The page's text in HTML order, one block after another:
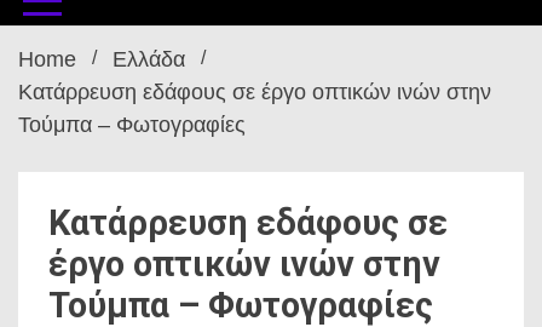
Home
Ελλάδα
Κατάρρευση εδάφους σε έργο οπτικών ινών στην
Τούμπα – Φωτογραφίες
Κατάρρευση εδάφους σε
έργο οπτικών ινών στην
Τούμπα – Φωτογραφίες